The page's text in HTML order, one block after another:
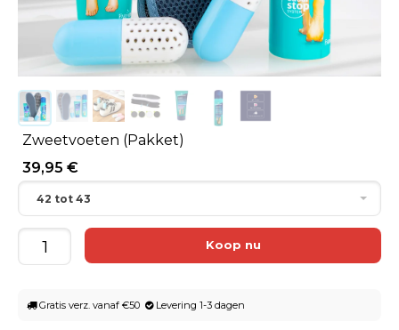
Zweetvoeten (Pakket)
39,95 €
42 tot 43
Gratis verz. vanaf €50 Levering 1-3 dagen